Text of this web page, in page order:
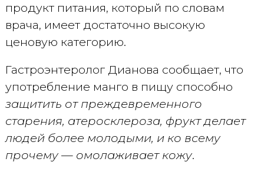
продукт питания, который по словам
врача, имеет достаточно высокую
ценовую категорию.
Гастроэнтеролог Дианова сообщает, что
употребление манго в пищу способно
защитить от преждевременного
старения, атеросклероза, фрукт делает
людей более молодыми, и ко всему
прочему — омолаживает кожу.